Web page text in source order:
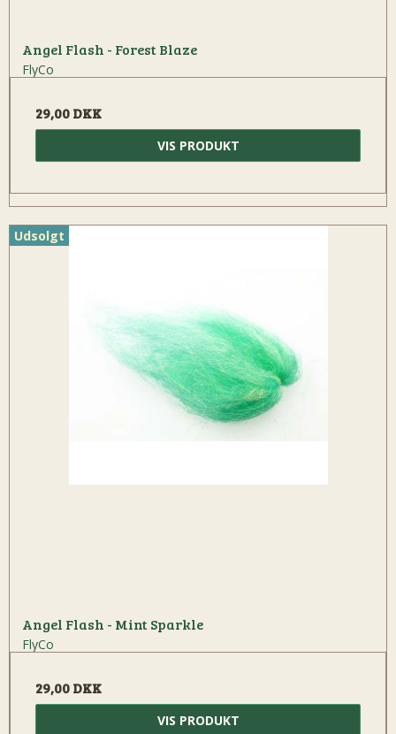
Angel Flash - Forest Blaze
FlyCo
29,00 DKK
VIS PRODUKT
Udsolgt
Angel Flash - Mint Sparkle
FlyCo
29,00 DKK
VIS PRODUKT